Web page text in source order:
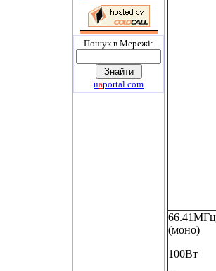
Пошук в Мережi:
uaportal.com
66.41МГц
(моно)
100Вт